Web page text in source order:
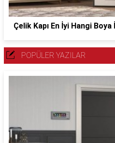
Çelik Kapı En İyi Hangi Boya
POPÜLER YAZILAR